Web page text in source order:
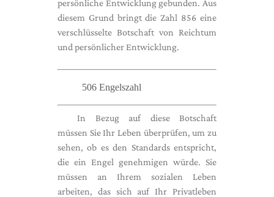
persönliche Entwicklung gebunden. Aus
diesem Grund bringt die Zahl 856 eine
verschlüsselte Botschaft von Reichtum
und persönlicher Entwicklung.
506 Engelszahl
In Bezug auf diese Botschaft
müssen Sie Ihr Leben überprüfen, um zu
sehen, ob es den Standards entspricht,
die ein Engel genehmigen würde. Sie
müssen an Ihrem sozialen Leben
arbeiten, das sich auf Ihr Privatleben